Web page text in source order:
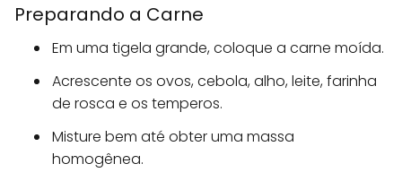
Preparando a Carne
Em uma tigela grande, coloque a carne moída.
Acrescente os ovos, cebola, alho, leite, farinha
de rosca e os temperos.
Misture bem até obter uma massa
homogênea.